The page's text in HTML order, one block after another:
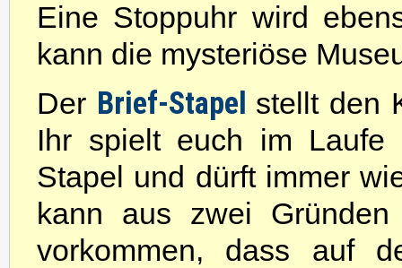
Eine Stoppuhr wird
kann die mysteriöse
Der Brief-Stapel stellt den
Ihr spielt euch im Laufe
Stapel und dürft immer
kann aus zwei
vorkommen, dass auf